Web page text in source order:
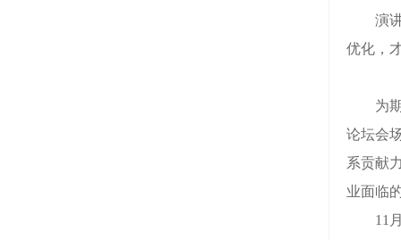
演讲
优化，
为期
论坛会
系贡献
业面临
11月